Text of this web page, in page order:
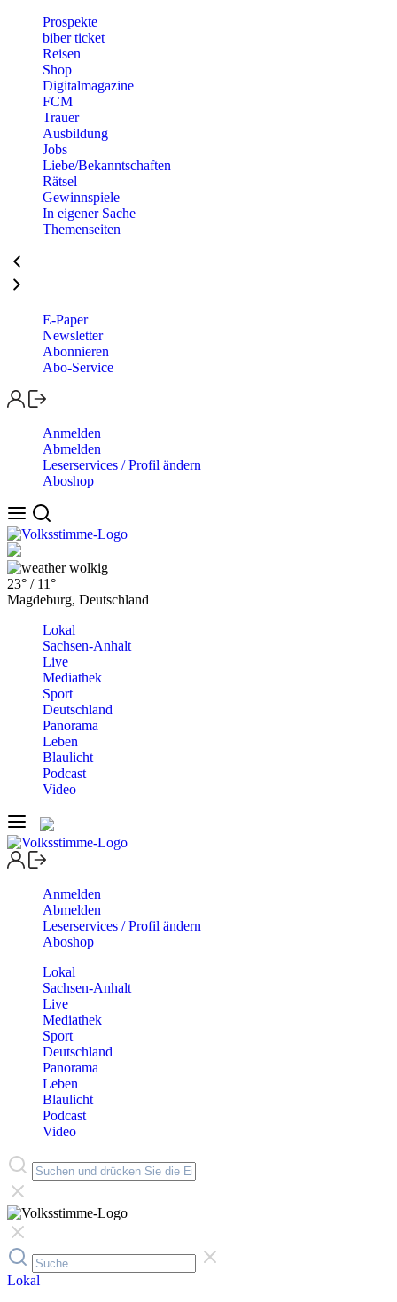
Prospekte
biber ticket
Reisen
Shop
Digitalmagazine
FCM
Trauer
Ausbildung
Jobs
Liebe/Bekanntschaften
Rätsel
Gewinnspiele
In eigener Sache
Themenseiten
E-Paper
Newsletter
Abonnieren
Abo-Service
Anmelden
Abmelden
Leserservices / Profil ändern
Aboshop
wolkig
23° / 11°
Magdeburg, Deutschland
Lokal
Sachsen-Anhalt
Live
Mediathek
Sport
Deutschland
Panorama
Leben
Blaulicht
Podcast
Video
Anmelden
Abmelden
Leserservices / Profil ändern
Aboshop
Lokal
Sachsen-Anhalt
Live
Mediathek
Sport
Deutschland
Panorama
Leben
Blaulicht
Podcast
Video
Lokal